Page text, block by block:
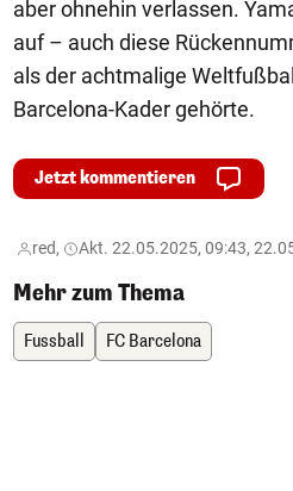
aber ohnehin verlassen.
auf – auch diese
als der achtmalige
Barcelona-Kader gehörte.
Jetzt kommentieren
red, Akt. 22.05.2025, 09:43,
Mehr zum Thema
Fussball FC Barcelona